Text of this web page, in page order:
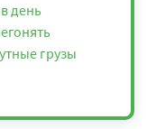
день
грузы